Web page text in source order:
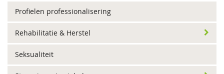
Profielen professionalisering
Rehabilitatie & Herstel
Seksualiteit